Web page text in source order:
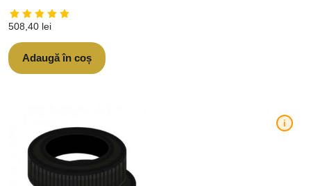
508,40 lei
Adaugă în coș
i